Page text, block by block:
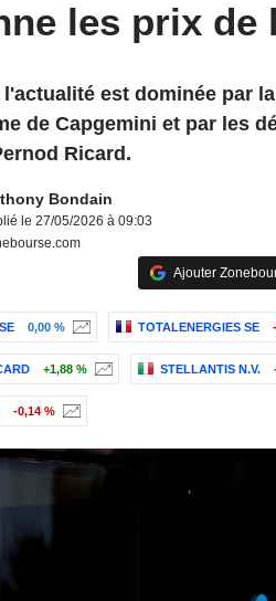
les prix de
l'actualité est dominée par
de Capgemini et par les
Ricard.
Bondain
le 27/05/2026 à 09:03
Ajouter
0,00 % TOTALENERGIES SE
+1,88 % STELLANTIS N.V.
-0,14 %